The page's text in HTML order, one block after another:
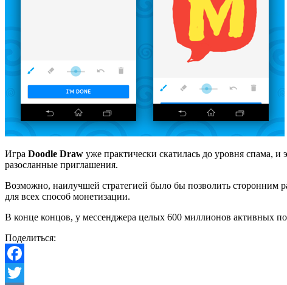
Игра Doodle Draw уже практически скатилась до уровня спама,
разосланные приглашения.
Возможно, наилучшей стратегией было бы позволить сторонним
для всех способ монетизации.
В конце концов, у мессенджера целых 600 миллионов активных
Поделиться:
Facebook